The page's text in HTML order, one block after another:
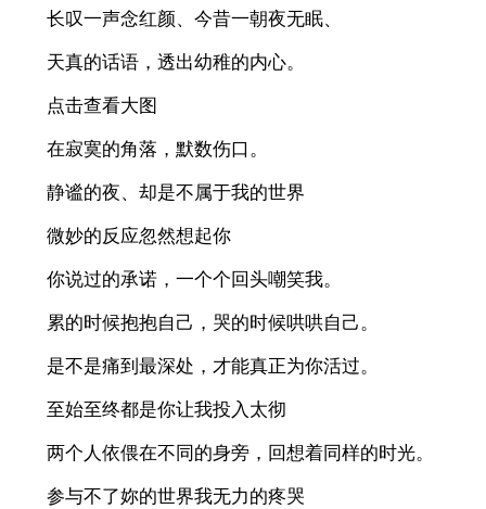
长叹一声念红颜、今昔一朝夜无眠、
天真的话语，透出幼稚的内心。
点击查看大图
在寂寞的角落，默数伤口。
静谧的夜、却是不属于我的世界
微妙的反应忽然想起你
你说过的承诺，一个个回头嘲笑我。
累的时候抱抱自己，哭的时候哄哄自己。
是不是痛到最深处，才能真正为你活过。
至始至终都是你让我投入太彻
两个人依偎在不同的身旁，回想着同样的时光。
参与不了妳的世界我无力的疼哭